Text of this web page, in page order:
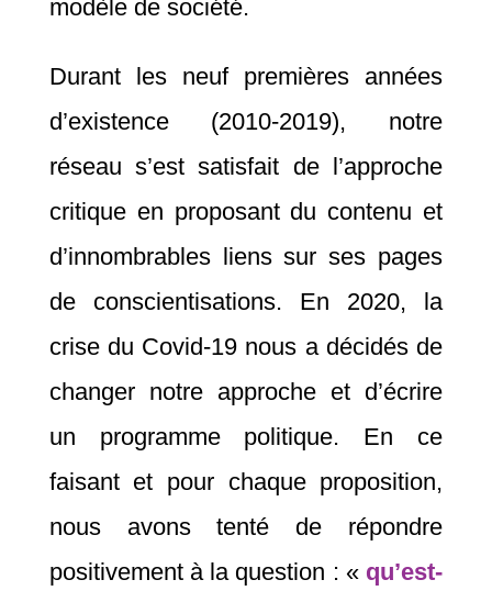
modèle de société.
Durant les neuf premières années
d’existence (2010-2019), notre
réseau s’est satisfait de l’approche
critique en proposant du contenu et
d’innombrables liens sur ses pages
de conscientisations. En 2020, la
crise du Covid-19 nous a décidés de
changer notre approche et d’écrire
un programme politique. En ce
faisant et pour chaque proposition,
nous avons tenté de répondre
positivement à la question : «qu’est-